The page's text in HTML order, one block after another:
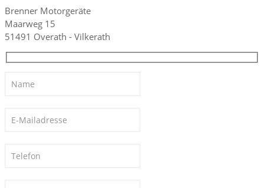
Brenner Motorgeräte
Maarweg 15
51491 Overath - Vilkerath